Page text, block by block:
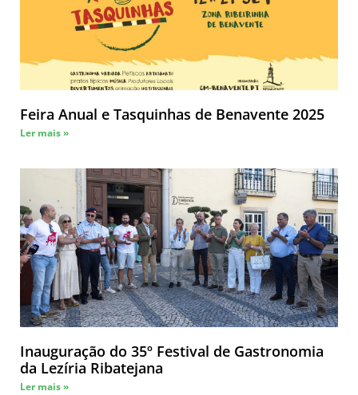
Feira Anual e Tasquinhas de Benavente 2025
Ler mais »
Inauguração do 35º Festival de Gastronomia
da Lezíria Ribatejana
Ler mais »